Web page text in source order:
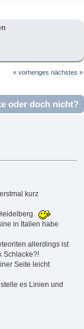
« vorheriges nächstes »
oder doch nicht?
kurz
in Italien habe
allerdings ist
Schlacke?!
Seite leicht
es Linien und